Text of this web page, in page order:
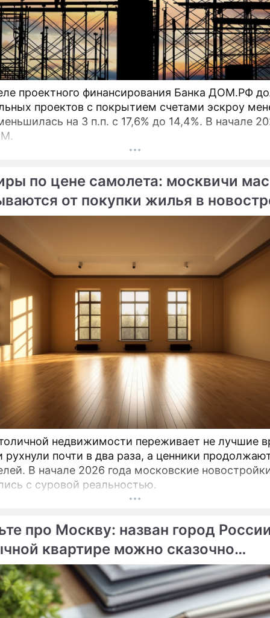
проектного финансирования Банка ДОМ.РФ
проектов с покрытием счетами эскроу
на 3 п.п. с 17,6% до 14,4%. В начале
по цене самолета: москвичи
от покупки жилья в
недвижимости переживает не лучшие
почти в два раза, а ценники
В начале 2026 года московские
с суровой реальностью.
про Москву: назван город
квартире можно сказочно